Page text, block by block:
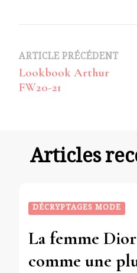
Navigation
d’article
ARTICLE PRÉCÉDENT
Lookbook Arthur
FW20-21
Articles
DÉCRYPTAGES MODE
La femme
comme une